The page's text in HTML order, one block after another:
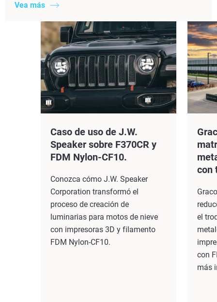
Vea más
Caso de uso de J.W.
Speaker sobre F370CR y
FDM Nylon-CF10.
Conozca cómo J.W. Speaker
Corporation transformó el
proceso de creación de
luminarias para motos de nieve
con impresoras 3D y filamento
FDM Nylon-CF10.
con
el
con
más